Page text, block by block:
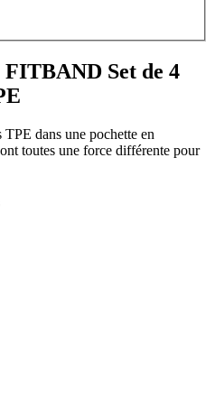
Set de 4
dans une pochette en
toutes une force différente pour